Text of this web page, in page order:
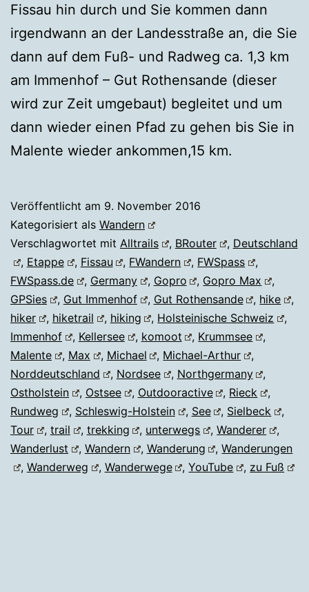
Fissau hin durch und Sie kommen dann
irgendwann an der Landesstraße an, die Sie
dann auf dem Fuß- und Radweg ca. 1,3 km
am Immenhof – Gut Rothensande (dieser
wird zur Zeit umgebaut) begleitet und um
dann wieder einen Pfad zu gehen bis Sie in
Malente wieder ankommen,15 km.
Veröffentlicht am 9. November 2016
Kategorisiert als Wandern
Verschlagwortet mit Alltrails , BRouter , Deutschland
, Etappe , Fissau , FWandern , FWSpass
,
FWSpass.de
, Germany , Gopro , Gopro Max
,
GPSies
, Gut Immenhof , Gut Rothensande , hike
,
hiker
, hiketrail , hiking , Holsteinische Schweiz
,
Immenhof
, Kellersee , komoot , Krummsee
,
Malente
, Max , Michael , Michael-Arthur
,
Norddeutschland
, Nordsee , Northgermany
,
Ostholstein
, Ostsee , Outdooractive , Rieck
,
Rundweg
, Schleswig-Holstein , See , Sielbeck
,
Tour
, trail , trekking , unterwegs ,Wanderer
,
Wanderlust
, Wandern , Wanderung ,Wanderungen
, Wanderweg , Wanderwege ,YouTube , zu Fuß